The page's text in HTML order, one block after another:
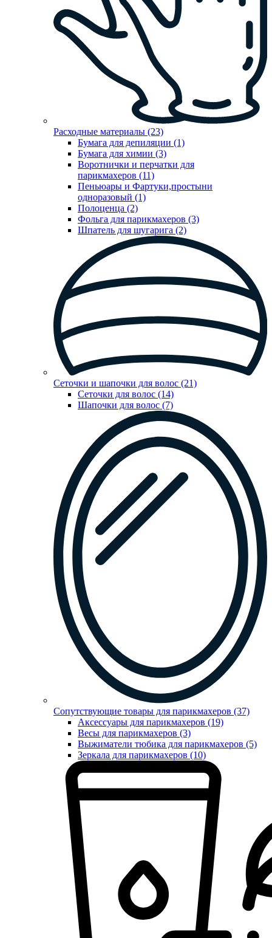
Расходные материалы (23)
Бумага для депиляции (1)
Бумага для химии (3)
Воротнички и перчатки для
парикмахеров (11)
Пеньюары и Фартуки,простыни
одноразовый (1)
Полоценца (2)
Фольга для парикмахеров (3)
Шпатель для шугарига (2)
Сеточки и шапочки для волос (21)
Сеточки для волос (14)
Шапочки для волос (7)
Сопутствующие товары для парикмахеров (37)
Аксессуары для парикмахеров (19)
Весы для парикмахеров (3)
Выжиматели тюбика для парикмахеров (5)
Зеркала для парикмахеров (10)